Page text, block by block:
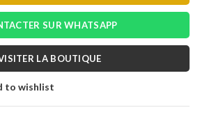
SUR WHATSAPP
LA BOUTIQUE
to wishlist